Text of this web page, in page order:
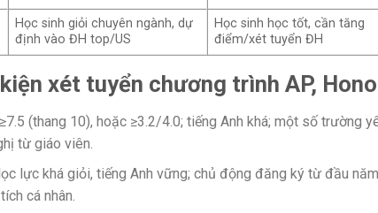
Học sinh giỏi chuyên ngành, dự
định vào ĐH top/US
Học sinh học tốt, cần tăng
điểm/xét tuyển ĐH
xét tuyển chương trình AP,
(thang 10), hoặc ≥3.2/4.0; tiếng Anh khá; một số trường
từ giáo viên.
lực khá giỏi, tiếng Anh vững; chủ động đăng ký từ đầu
cá nhân.